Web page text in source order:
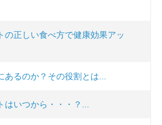
の正しい食べ方で健康効果アッ
あるのか？その役割とは...
はいつから・・・？...